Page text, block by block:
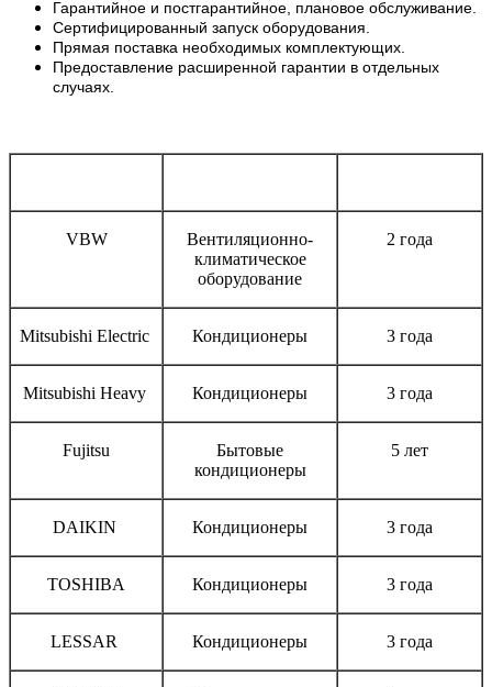
Гарантийное и постгарантийное, плановое обслуживание.
Сертифицированный запуск оборудования.
Прямая поставка необходимых комплектующих.
Предоставление расширенной гарантии в отдельных
случаях.
VBW
Вентиляционно-
климатическое
оборудование
2 года
Mitsubishi Electric Кондиционеры 3 года
Mitsubishi Heavy Кондиционеры 3 года
Fujitsu
Бытовые
кондиционеры
5 лет
DAIKIN Кондиционеры 3 года
TOSHIBA Кондиционеры 3 года
LESSAR Кондиционеры 3 года